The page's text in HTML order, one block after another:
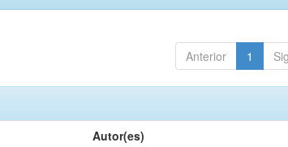
Anterior 1
Autor(es)